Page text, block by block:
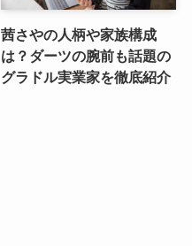
茜さやの人柄や家族構成
は？ダーツの腕前も話題の
グラドル実業家を徹底紹介